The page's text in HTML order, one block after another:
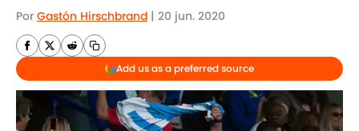
Por Gastón Hirschbrand | 20 jun. 2020
Add us as a preferred source